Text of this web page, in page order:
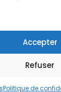
Accepter
Refuser
Politique de